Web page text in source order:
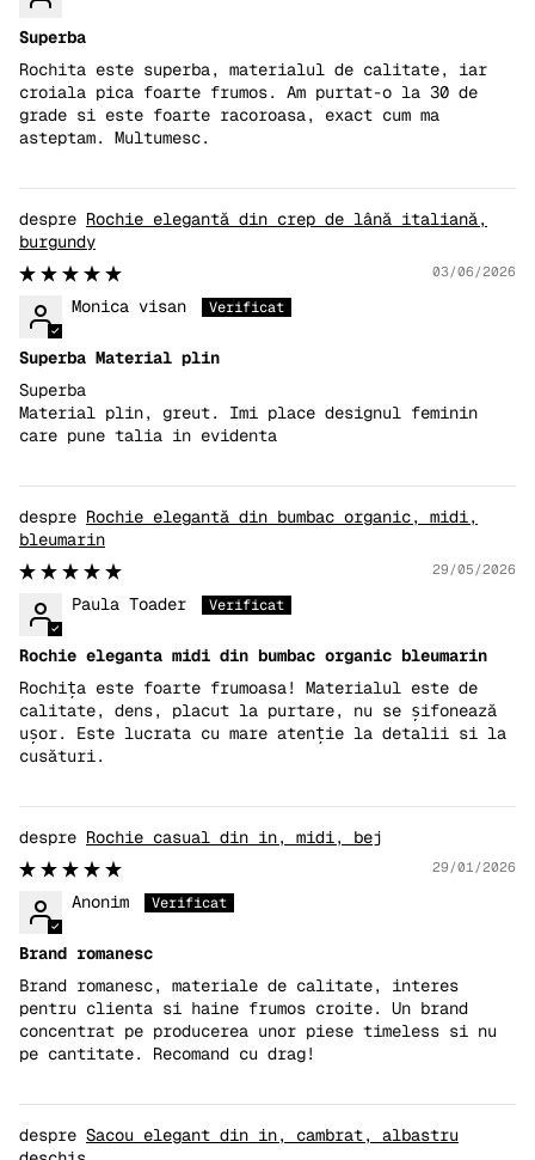
Superba
Rochita este superba, materialul de calitate, iar
croiala pica foarte frumos. Am purtat-o la 30 de
grade si este foarte racoroasa, exact cum ma
asteptam. Multumesc.
Rochie elegantă din crep de lână italiană,
burgundy
03/06/2026
Monica visan
Superba Material plin
Superba
Material plin, greut. Imi place designul feminin
care pune talia in evidenta
Rochie elegantă din bumbac organic, midi,
bleumarin
29/05/2026
Paula Toader
Rochie eleganta midi din bumbac organic bleumarin
Rochița este foarte frumoasa! Materialul este de
calitate, dens, placut la purtare, nu se șifonează
ușor. Este lucrata cu mare atenție la detalii si la
cusături.
Rochie casual din in, midi, bej
29/01/2026
Anonim
Brand romanesc
Brand romanesc, materiale de calitate, interes
pentru clienta si haine frumos croite. Un brand
concentrat pe producerea unor piese timeless si nu
pe cantitate. Recomand cu drag!
Sacou elegant din in, cambrat, albastru